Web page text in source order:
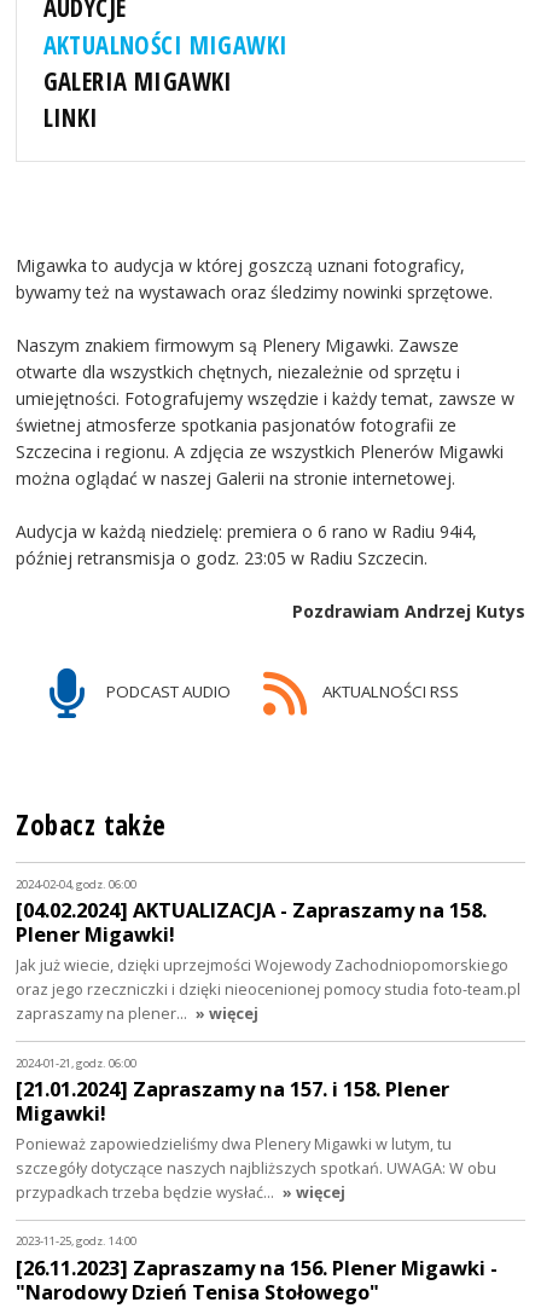
AUDYCJE
AKTUALNOŚCI MIGAWKI
GALERIA MIGAWKI
LINKI
Migawka to audycja w której goszczą uznani fotograficy,
bywamy też na wystawach oraz śledzimy nowinki sprzętowe.
Naszym znakiem firmowym są Plenery Migawki. Zawsze
otwarte dla wszystkich chętnych, niezależnie od sprzętu i
umiejętności. Fotografujemy wszędzie i każdy temat, zawsze w
świetnej atmosferze spotkania pasjonatów fotografii ze
Szczecina i regionu. A zdjęcia ze wszystkich Plenerów Migawki
można oglądać w naszej Galerii na stronie internetowej.
Audycja w każdą niedzielę: premiera o 6 rano w Radiu 94i4,
później retransmisja o godz. 23:05 w Radiu Szczecin.
Pozdrawiam Andrzej Kutys
PODCAST AUDIO AKTUALNOŚCI RSS
Zobacz także
2024-02-04, godz. 06:00
[04.02.2024] AKTUALIZACJA - Zapraszamy na 158.
Plener Migawki!
Jak już wiecie, dzięki uprzejmości Wojewody Zachodniopomorskiego
oraz jego rzeczniczki i dzięki nieocenionej pomocy studia foto-team.pl
zapraszamy na plener… » więcej
2024-01-21, godz. 06:00
[21.01.2024] Zapraszamy na 157. i 158. Plener
Migawki!
Ponieważ zapowiedzieliśmy dwa Plenery Migawki w lutym, tu
szczegóły dotyczące naszych najbliższych spotkań. UWAGA: W obu
przypadkach trzeba będzie wysłać… » więcej
2023-11-25, godz. 14:00
[26.11.2023] Zapraszamy na 156. Plener Migawki -
"Narodowy Dzień Tenisa Stołowego"